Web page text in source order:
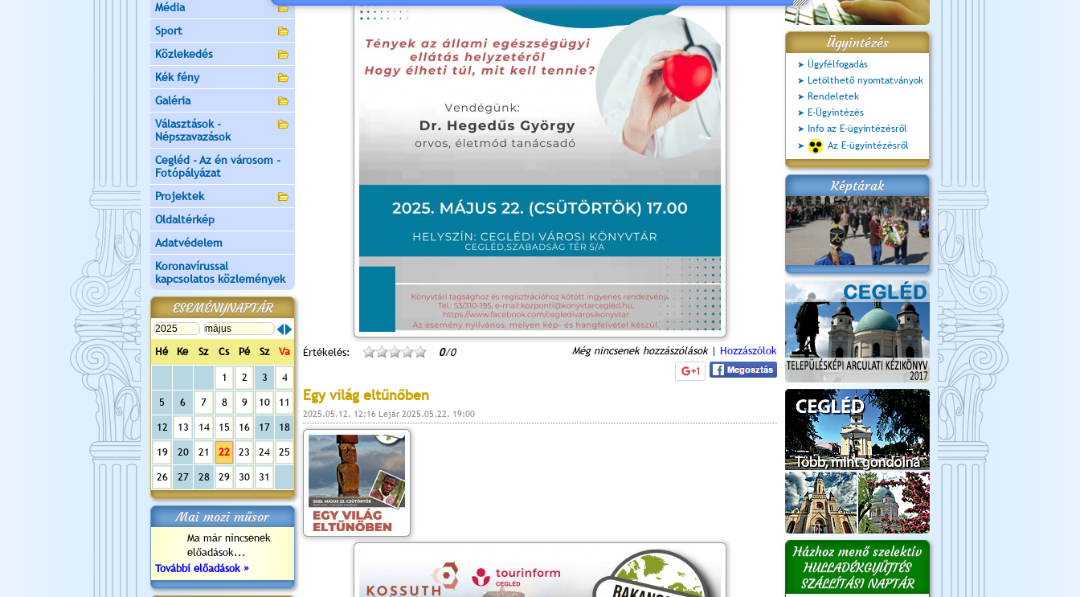
Média
Sport
Közlekedés
Kék fény
Galéria
Választások -
Népszavazások
Cegléd - Az én városom -
Fotópályázat
Projektek
Oldaltérkép
Adatvédelem
Koronavírussal
kapcsolatos közlemények
ESEMÉNYNAPTÁR
Hé Ke Sz Cs Pé Sz Va
1 2 3 4
5 6 7 8 9 10 11
12 13 14 15 16 17 18
19 20 21 22 23 24 25
26 27 28 29 30 31
Mai mozi műsor
Ma már nincsenek
előadások...
További előadások »
Értékelés: 0/0 Még nincsenek hozzászólások| Hozzászólok
Egy világ eltűnőben
2025.05.12. 12:16 Lejár 2025.05.22. 19:00
Ügyintézés
Ügyfélfogadás
Letölthető nyomtatványok
Rendeletek
E-Ügyintézés
Info az E-ügyintézésről
Az E-ügyintézésről
Képtárak
Házhoz menő szelektív
HULLADÉKGYŰJTÉS
SZÁLLÍTÁSI NAPTÁR